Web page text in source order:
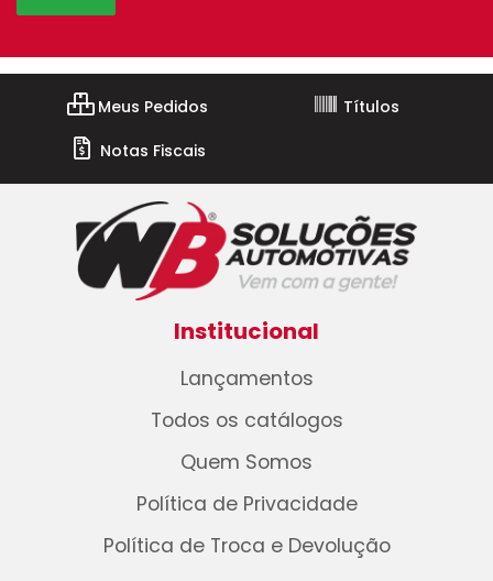
Meus Pedidos
Títulos
Notas Fiscais
Institucional
Lançamentos
Todos os catálogos
Quem Somos
Política de Privacidade
Política de Troca e Devolução